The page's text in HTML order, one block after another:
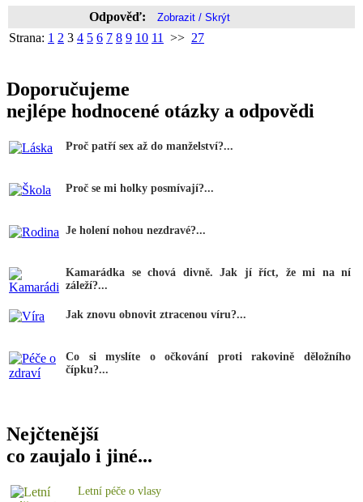
Odpověď:
Strana: 1 2 3 4 5 6 7 8 9 10 11 >> 27
Doporučujeme
nejlépe hodnocené otázky a odpovědi
Proč patří sex až do manželství?...
Proč se mi holky posmívají?...
Je holení nohou nezdravé?...
Kamarádka se chová divně. Jak jí říct, že mi na ní
záleží?...
Jak znovu obnovit ztracenou víru?...
Co si myslíte o očkování proti rakovině děložního
čípku?...
Nejčtenější
co zaujalo i jiné...
Letní péče o vlasy